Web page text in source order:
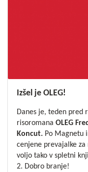
Izšel je OLEG!
Danes je, teden pred
risoromana OLEG
Koncut. Po Magnetu
cenjene prevajalke za
voljo tako v spletni
2. Dobro branje!